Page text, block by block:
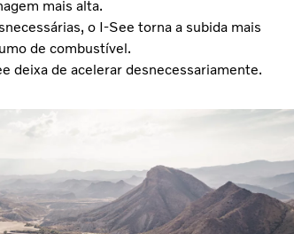
mais alta.
o I-See torna a subida mais
de combustível.
deixa de acelerar desnecessariamente.